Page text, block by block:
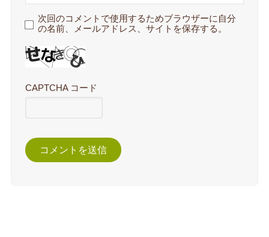
次回のコメントで使用するためブラウザーに自分
の名前、メールアドレス、サイトを保存する。
CAPTCHA コード